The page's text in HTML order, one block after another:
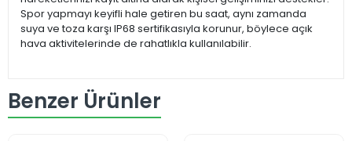
Spor yapmayı keyifli hale getiren bu saat, aynı zamanda
suya ve toza karşı IP68 sertifikasıyla korunur, böylece açık
hava aktivitelerinde de rahatlıkla kullanılabilir.
Benzer Ürünler